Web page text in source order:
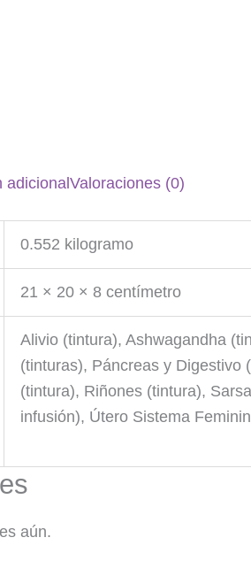
adicionalValoraciones (0)
0.552 kilogramo
21 × 20 × 8 centímetro
Alivio (tintura), Ashwagandha
(tinturas), Páncreas y Digestivo
(tintura), Riñones (tintura),
infusión), Útero Sistema
aún.